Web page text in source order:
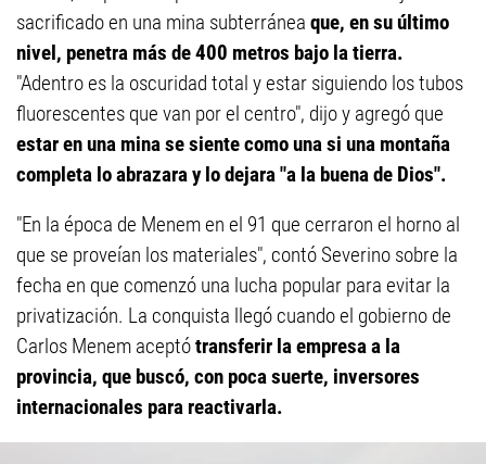
sacrificado en una mina subterránea que, en su último
nivel, penetra más de 400 metros bajo la tierra.
"Adentro es la oscuridad total y estar siguiendo los tubos
fluorescentes que van por el centro", dijo y agregó que
estar en una mina se siente como una si una montaña
completa lo abrazara y lo dejara "a la buena de Dios".
"En la época de Menem en el 91 que cerraron el horno al
que se proveían los materiales", contó Severino sobre la
fecha en que comenzó una lucha popular para evitar la
privatización. La conquista llegó cuando el gobierno de
Carlos Menem aceptótransferir la empresa a la
provincia, que buscó, con poca suerte, inversores
internacionales para reactivarla.